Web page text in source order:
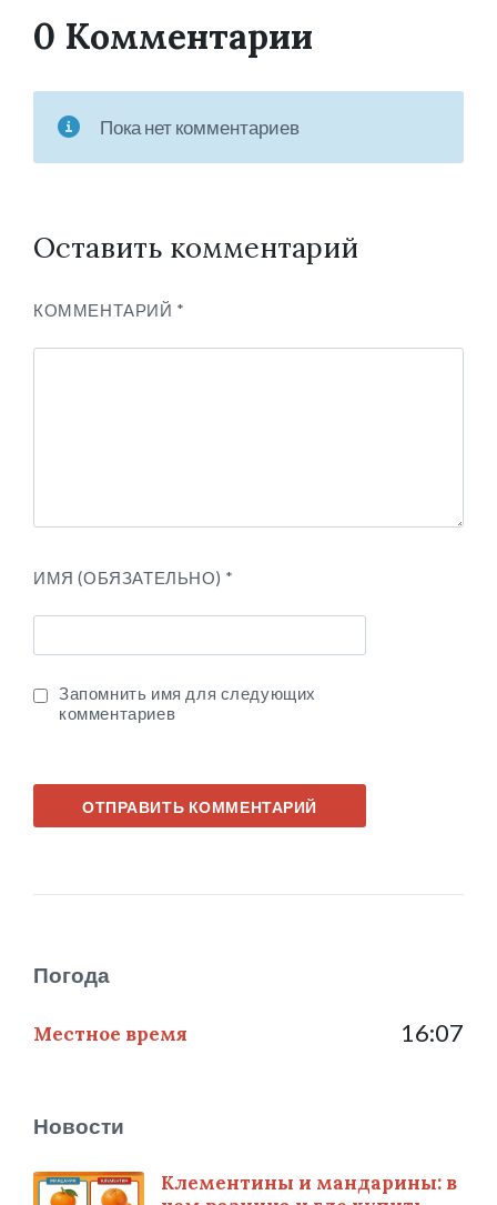
0 Комментарии
Пока нет комментариев
Оставить комментарий
КОММЕНТАРИЙ *
ИМЯ (ОБЯЗАТЕЛЬНО) *
Запомнить имя для следующих
комментариев
Погода
Местное время 16:07
Новости
Клементины и мандарины: в